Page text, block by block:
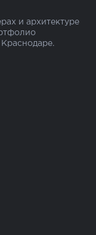
и архитектуре